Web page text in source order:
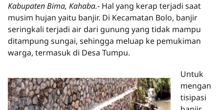
Kabupaten Bima, Kahaba.- Hal yang kerap terjadi saat
musim hujan yaitu banjir. Di Kecamatan Bolo, banjir
seringkali terjadi air dari gunung yang tidak mampu
ditampung sungai, sehingga meluap ke pemukiman
warga, termasuk di Desa Tumpu.
Untuk
mengan
tisipasi